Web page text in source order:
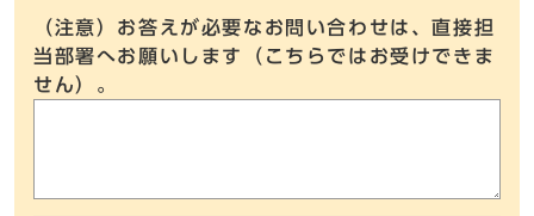
（注意）お答えが必要なお問い合わせは、直接担
当部署へお願いします（こちらではお受けできま
せん）。